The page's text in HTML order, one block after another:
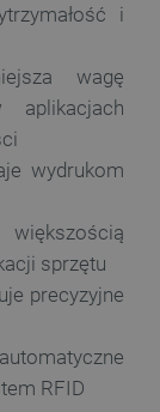
i
wagę
wydrukom
sprzętu
precyzyjne
RFID